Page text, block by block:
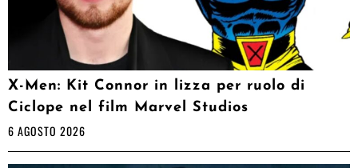
X-Men: Kit Connor in lizza per ruolo di
Ciclope nel film Marvel Studios
6 AGOSTO 2026